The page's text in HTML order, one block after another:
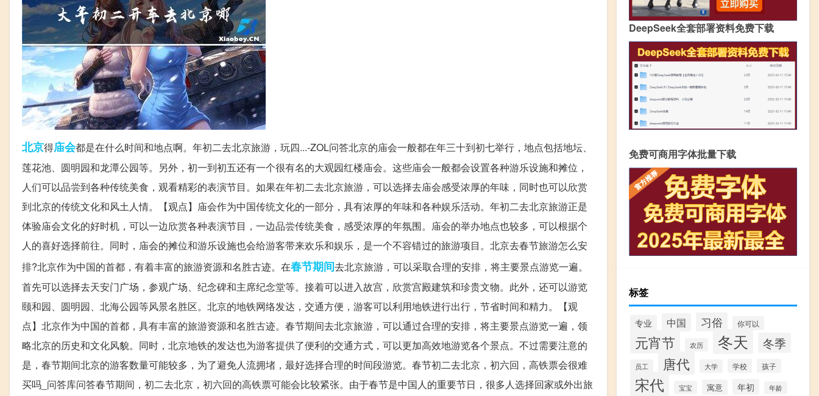
北京得庙会都是在什么时间和地点啊。年初二去北京旅游，玩四...-ZOL问答北京的庙会一般都在年三十到初七举行，地点包括地坛、
莲花池、圆明园和龙潭公园等。另外，初一到初五还有一个很有名的大观园红楼庙会。这些庙会一般都会设置各种游乐设施和摊位，
人们可以品尝到各种传统美食，观看精彩的表演节目。如果在年初二去北京旅游，可以选择去庙会感受浓厚的年味，同时也可以欣赏
到北京的传统文化和风土人情。【观点】庙会作为中国传统文化的一部分，具有浓厚的年味和各种娱乐活动。年初二去北京旅游正是
体验庙会文化的好时机，可以一边欣赏各种表演节目，一边品尝传统美食，感受浓厚的年氛围。庙会的举办地点也较多，可以根据个
人的喜好选择前往。同时，庙会的摊位和游乐设施也会给游客带来欢乐和娱乐，是一个不容错过的旅游项目。北京去春节旅游怎么安
排?北京作为中国的首都，有着丰富的旅游资源和名胜古迹。在春节期间去北京旅游，可以采取合理的安排，将主要景点游览一遍。
首先可以选择去天安门广场，参观广场、纪念碑和主席纪念堂等。接着可以进入故宫，欣赏宫殿建筑和珍贵文物。此外，还可以游览
颐和园、圆明园、北海公园等风景名胜区。北京的地铁网络发达，交通方便，游客可以利用地铁进行出行，节省时间和精力。【观
点】北京作为中国的首都，具有丰富的旅游资源和名胜古迹。春节期间去北京旅游，可以通过合理的安排，将主要景点游览一遍，领
略北京的历史和文化风貌。同时，北京地铁的发达也为游客提供了便利的交通方式，可以更加高效地游览各个景点。不过需要注意的
是，春节期间北京的游客数量可能较多，为了避免人流拥堵，最好选择合理的时间段游览。春节初二去北京，初六回，高铁票会很难
买吗_问答库问答春节期间，初二去北京，初六回的高铁票可能会比较紧张。由于春节是中国人的重要节日，很多人选择回家或外出旅
DeepSeek全套部署资料免费下载
免费可商用字体批量下载
标签
专业 中国 习俗 你可以
元宵节 农历 冬天 冬季
员工 唐代 大学 学校 孩子
宋代 宝宝 寓意 年初 年龄